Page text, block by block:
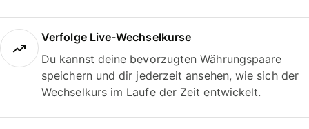
Verfolge Live-Wechselkurse
Du kannst deine bevorzugten Währungspaare
speichern und dir jederzeit ansehen, wie sich der
Wechselkurs im Laufe der Zeit entwickelt.